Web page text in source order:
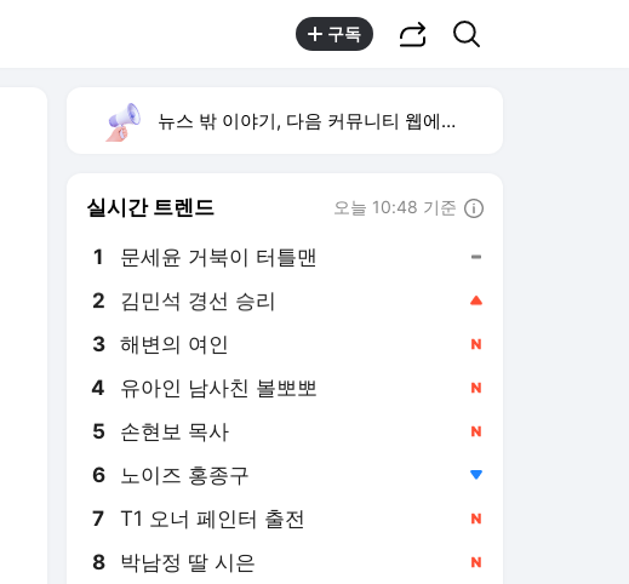
구독
뉴스 밖 이야기, 다음 커뮤니티 웹에서 보기
실시간 트렌드 오늘 10:48 기준
1 문세윤 거북이 터틀맨
2 김민석 경선 승리
3 해변의 여인
4 유아인 남사친 볼뽀뽀
5 손현보 목사
6 노이즈 홍종구
7 T1 오너 페인터 출전
8 박남정 딸 시은